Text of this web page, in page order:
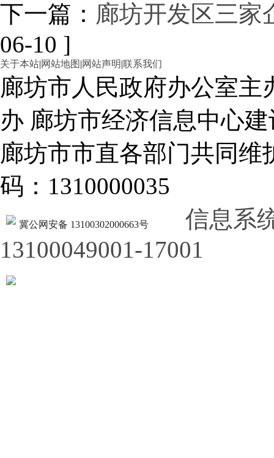
下一篇： 廊坊开发区三家
06-10 ]
关于本站|网站地图 |网站声明|联系我们
廊坊市人民政府办公室
办 廊坊市经济信息中心建
廊坊市市直各部门共同
码：1310000035
冀公网安备 13100302000663号
信息系
13100049001-17001